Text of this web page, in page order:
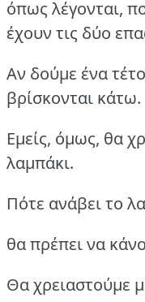
όπως λέγονται,
έχουν τις δύο
Αν δούμε ένα
βρίσκονται κάτω.
Εμείς, όμως, θα
λαμπάκι.
Πότε ανάβει το
θα πρέπει να
Θα χρειαστούμε